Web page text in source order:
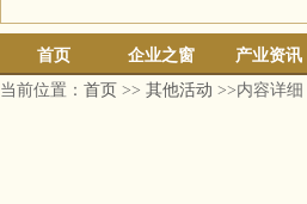
首页 企业之窗 产业资讯
当前位置： 首页 >> 其他活动 >>内容详细